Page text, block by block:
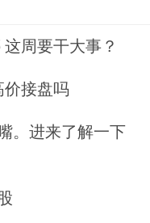
周要干大事？
价接盘吗
。进来了解一下